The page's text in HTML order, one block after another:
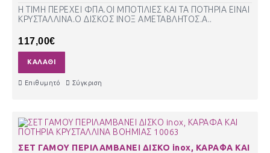
Η ΤΙΜΗ ΠΕΡΕΧΕΙ ΦΠΑ.ΟΙ ΜΠΟΤΙΛΙΕΣ ΚΑΙ ΤΑ ΠΟΤΗΡΙΑ ΕΙΝΑΙ
ΚΡΥΣΤΑΛΛΙΝΑ.Ο ΔΙΣΚΟΣ ΙΝΟΞ ΑΜΕΤΑΒΛΗΤΟΣ.Α..
117,00€
ΚΑΛΆΘΙ
Επιθυμητό Σύγκριση
ΣΕΤ ΓΑΜΟΥ ΠΕΡΙΛΑΜΒΑΝΕΙ ΔΙΣΚΟ inox, ΚΑΡΑΦΑ ΚΑΙ